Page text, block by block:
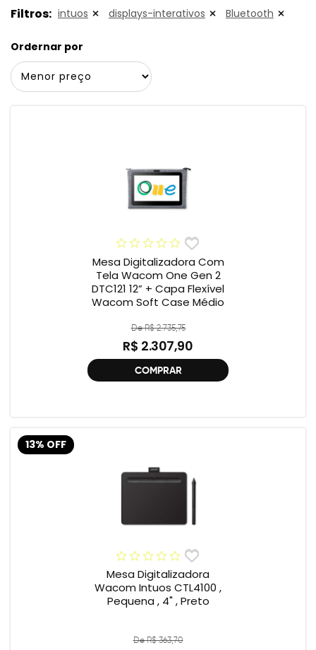
Filtros: intuos displays-interativos Bluetooth
Ordernar por
Mesa Digitalizadora Com
Tela Wacom One Gen 2
DTC121 12” + Capa Flexível
Wacom Soft Case Médio
De R$ 2.735,75
R$ 2.307,90
COMPRAR
13% OFF
Mesa Digitalizadora
Wacom Intuos CTL4100 ,
Pequena , 4" , Preto
De R$ 363,70